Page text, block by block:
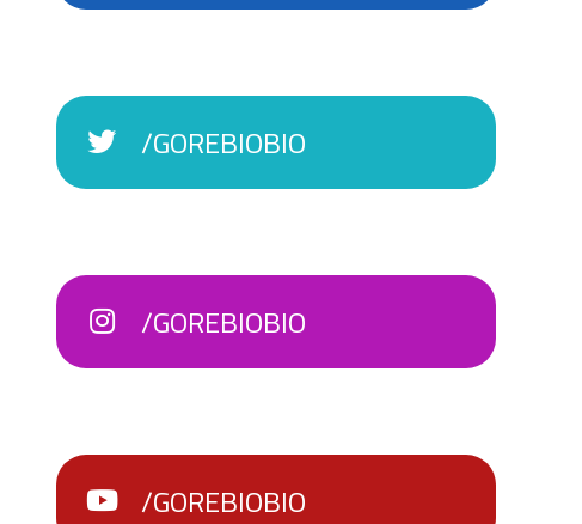
/GOREBIOBIO
/GOREBIOBIO
/GOREBIOBIO